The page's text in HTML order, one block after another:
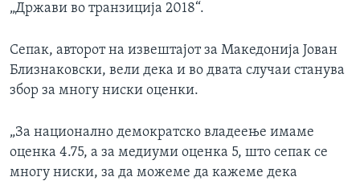
„Држави во транзиција 2018“.
Сепак, авторот на извештајот за Македонија Јован
Близнаковски, вели дека и во двата случаи станува
збор за многу ниски оценки.
„За национално демократско владеење имаме
оценка 4.75, а за медиуми оценка 5, што сепак се
многу ниски, за да можеме да кажеме дека